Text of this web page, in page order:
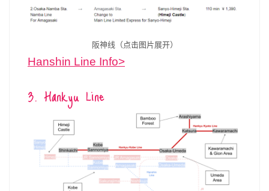
阪神线（点击图片展开）
Hanshin Line Info>
3. Hankyu Line